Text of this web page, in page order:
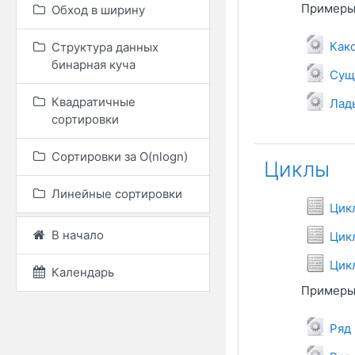
Обход в ширину
Структура данных
бинарная куча
Квадратичные
сортировки
Сортировки за O(nlogn)
Линейные сортировки
В начало
Календарь
Примеры
Циклы
Примеры
Ряд